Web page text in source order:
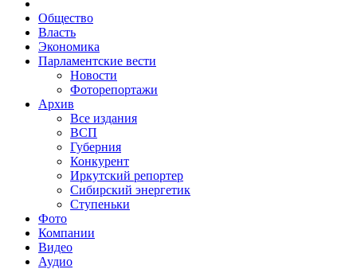
Общество
Власть
Экономика
Парламентские вести
Новости
Фоторепортажи
Архив
Все издания
ВСП
Губерния
Конкурент
Иркутский репортер
Сибирский энергетик
Ступеньки
Фото
Компании
Видео
Аудио